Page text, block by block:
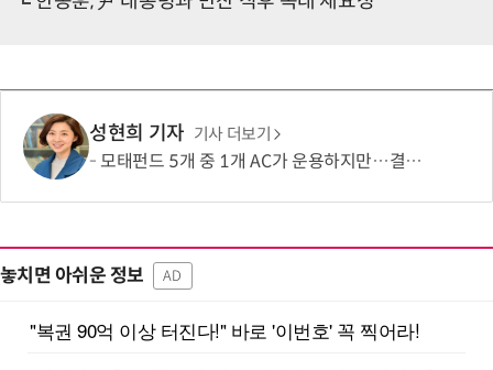
성현희 기자 기사 더보기
모태펀드 5개 중 1개 AC가 운용하지만…결성액 비중은 5.6%
놓치면 아쉬운 정보 AD